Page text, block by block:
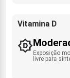
Vitamina D
Exposição
livre para